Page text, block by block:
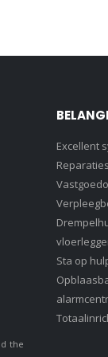
the
Excellent
Sta op